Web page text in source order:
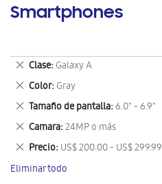
Smartphones
Clase Galaxy A
Eliminar
este
artículo
Color Gray
Eliminar
este
artículo
Tamaño de pantalla 6.0" - 6.9"
Eliminar
este
artículo
Camara 24MP o más
Eliminar
este
artículo
Precio US$ 200.00 - US$ 299.99
Eliminar
este
artículo
Eliminar todo